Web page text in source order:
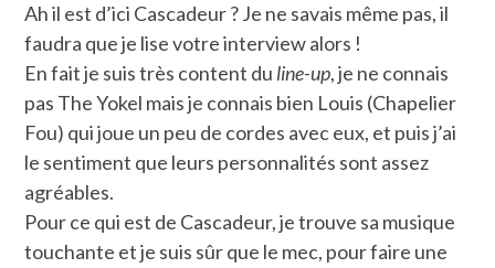
Ah il est d’ici Cascadeur ? Je ne savais même pas, il
faudra que je lise votre interview alors !
En fait je suis très content du line-up, je ne connais
pas The Yokel mais je connais bien Louis (Chapelier
Fou) qui joue un peu de cordes avec eux, et puis j’ai
le sentiment que leurs personnalités sont assez
agréables.
Pour ce qui est de Cascadeur, je trouve sa musique
touchante et je suis sûr que le mec, pour faire une